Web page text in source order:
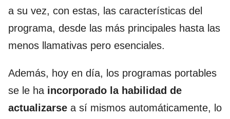
a su vez, con estas, las características del
programa, desde las más principales hasta las
menos llamativas pero esenciales.
Además, hoy en día, los programas portables
se le ha incorporado la habilidad de
actualizarse a sí mismos automáticamente, lo